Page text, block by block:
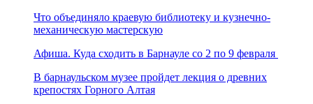
Что объединяло краевую библиотеку и кузнечно-
механическую мастерскую
Афиша. Куда сходить в Барнауле со 2 по 9 февраля
В барнаульском музее пройдет лекция о древних
крепостях Горного Алтая